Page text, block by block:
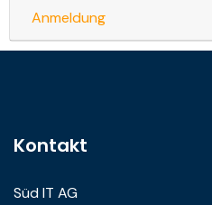
Anmeldung
Kontakt
Süd IT AG